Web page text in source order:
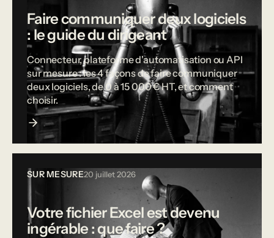
Faire communiquer deux logiciels
: le guide du dirigeant
Connecteur, plateforme d'automatisation ou API
sur mesure : les 4 façons de faire communiquer
deux logiciels, de 0 à 15 000 € HT, et comment
choisir.
SUR MESURE20 juillet 2026
Votre fichier Excel est devenu
ingérable : que faire ?